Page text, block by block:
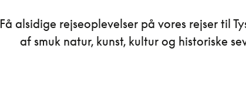
Få alsidige rejseoplevelser på vores rejser til
af smuk natur, kunst, kultur og historiske